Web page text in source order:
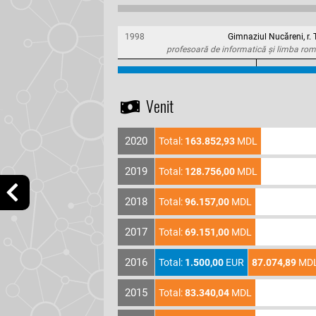
1998 Gimnaziul Nucăreni, r.
profesoară de informatică și limba
Venit
2020 Total: 163.852,93 MDL
2019 Total: 128.756,00 MDL
2018 Total:96.157,00 MDL
2017 Total:69.151,00 MDL
2016 Total: 1.500,00 EUR 87.074,89 MDL
2015 Total:83.340,04 MDL